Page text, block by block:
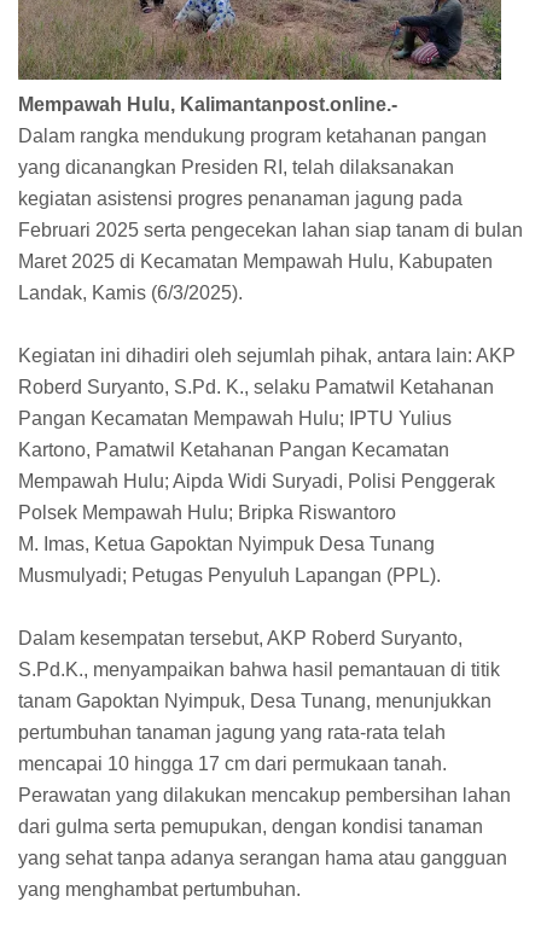
Mempawah Hulu, Kalimantanpost.online.-
Dalam rangka mendukung program ketahanan pangan
yang dicanangkan Presiden RI, telah dilaksanakan
kegiatan asistensi progres penanaman jagung pada
Februari 2025 serta pengecekan lahan siap tanam di bulan
Maret 2025 di Kecamatan Mempawah Hulu, Kabupaten
Landak, Kamis (6/3/2025).
Kegiatan ini dihadiri oleh sejumlah pihak, antara lain: AKP
Roberd Suryanto, S.Pd. K., selaku Pamatwil Ketahanan
Pangan Kecamatan Mempawah Hulu; IPTU Yulius
Kartono, Pamatwil Ketahanan Pangan Kecamatan
Mempawah Hulu; Aipda Widi Suryadi, Polisi Penggerak
Polsek Mempawah Hulu; Bripka Riswantoro
M. Imas, Ketua Gapoktan Nyimpuk Desa Tunang
Musmulyadi; Petugas Penyuluh Lapangan (PPL).
Dalam kesempatan tersebut, AKP Roberd Suryanto,
S.Pd.K., menyampaikan bahwa hasil pemantauan di titik
tanam Gapoktan Nyimpuk, Desa Tunang, menunjukkan
pertumbuhan tanaman jagung yang rata-rata telah
mencapai 10 hingga 17 cm dari permukaan tanah.
Perawatan yang dilakukan mencakup pembersihan lahan
dari gulma serta pemupukan, dengan kondisi tanaman
yang sehat tanpa adanya serangan hama atau gangguan
yang menghambat pertumbuhan.